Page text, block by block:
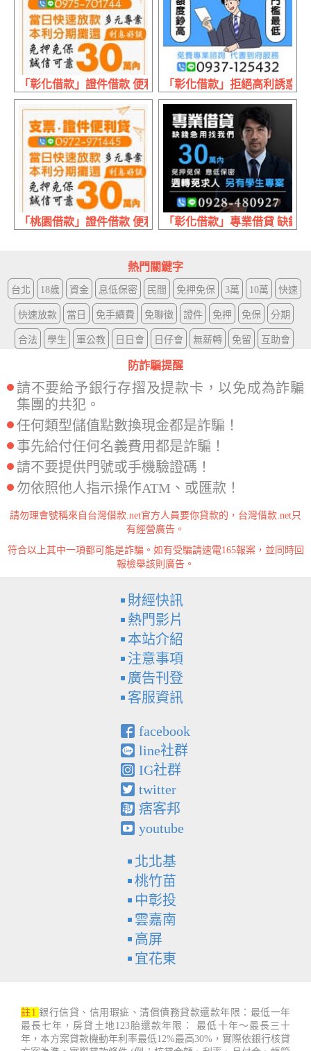
「彰化借款」證件借款 便利貸 | 30萬內 當日快速放款本利
「彰化借款」拒絕高利誘惑
「桃園借款」證件借款 便利貸 | 30萬內 當日快速放款本利
「彰化借款」專業借貸 缺錢
熱門關鍵字
台北 18歲 資金 息低保密 民間 免押免保 3萬 10萬 快速
快速放款 當日 免手續費 免聯徵 證件 免押 免保 分期
合法 學生 軍公教 日日會 日仔會 無薪轉 免留 互助會
防詐騙提醒
請不要給予銀行存摺及提款卡，以免成為詐騙
集團的共犯。
任何類型儲值點數換現金都是詐騙！
事先給付任何名義費用都是詐騙！
請不要提供門號或手機驗證碼！
勿依照他人指示操作ATM、或匯款！
請勿理會號稱來自台灣借款.net官方人員要你貸款的，台灣借款.net只
有經營廣告。
符合以上其中一項都可能是詐騙。如有受騙請速電165報案，並同時回
報檢舉該則廣告。
財經快訊
熱門影片
本站介紹
注意事項
廣告刊登
客服資訊
facebook
line社群
IG社群
twitter
痞客邦
youtube
北北基
桃竹苗
中彰投
雲嘉南
高屏
宜花東
註1 銀行信貸、信用瑕疵、清償債務貸款還款年限：最低一年
最長七年，房貸土地123胎還款年限： 最低十年～最長三十
年，本方案貸款機動年利率最低12%最高30%，實際依銀行核貸